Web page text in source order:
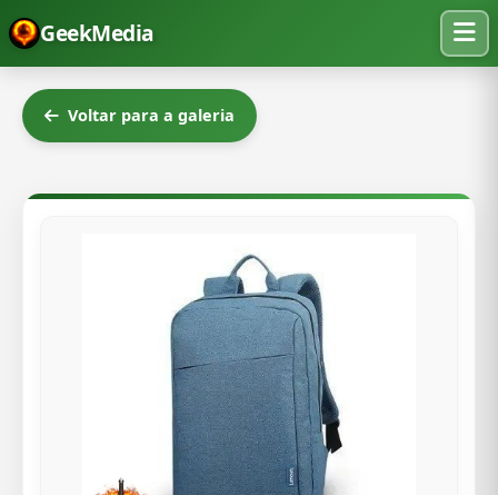
GeekMedia
Voltar para a galeria